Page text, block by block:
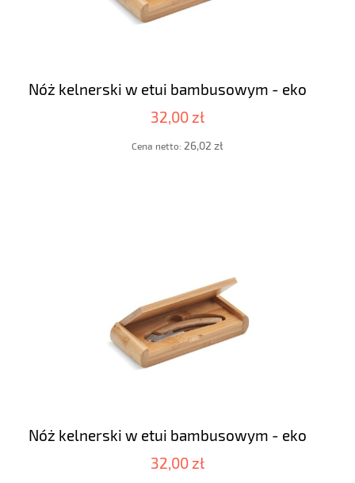
Nóż kelnerski w etui bambusowym - eko
32,00 zł
Cena netto: 26,02 zł
Nóż kelnerski w etui bambusowym - eko
32,00 zł